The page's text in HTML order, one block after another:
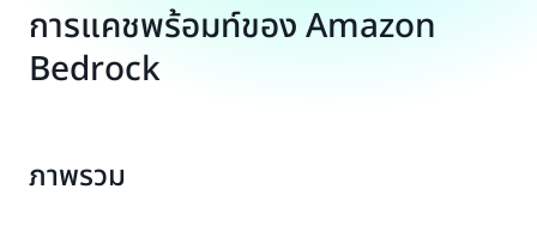
การแคชพร้อมท์ของ Amazon
Bedrock
ภาพรวม